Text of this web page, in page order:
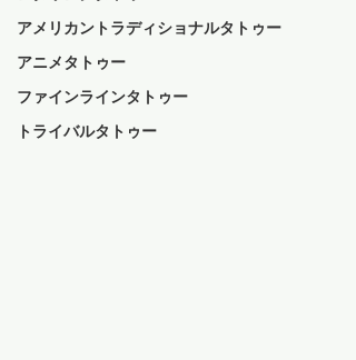
アメリカントラディショナルタトゥー
アニメタトゥー
ファインラインタトゥー
トライバルタトゥー